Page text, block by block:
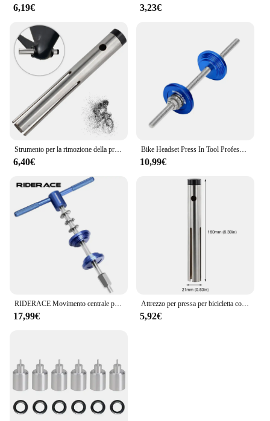
6,19€ 3,23€
Strumento per la rimozione della pressa per bicicletta in acciaio Comodo strumento per la rimozione della BB con foro per appendere Pratico da usare Dispositivo per la rimozione dei cuscinetti della cuffia per professionisti
6,40€
Bike Headset Press In Tool Professional Bicycle Bottom Bracket Cup BB strumenti di installazione strumenti di riparazione per ciclismo per MTB Road
10,99€
17,99€
Attrezzo per pressa per bicicletta comodo strumento per guarnitura con cuscinetto a foro per appendere pratico da usare strumento per la rimozione di BB in acciaio per gli appassionati di bici
5,92€